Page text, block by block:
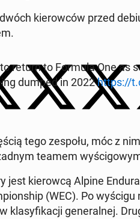
kie­row­ców przed
return to Formula One as
dumped in 2022https://
tego zespołu, móc z
teamem
jest kie­row­cą Alpine
(WEC). Po
kla­sy­fi­ka­cji ge­ne­ral­nej.